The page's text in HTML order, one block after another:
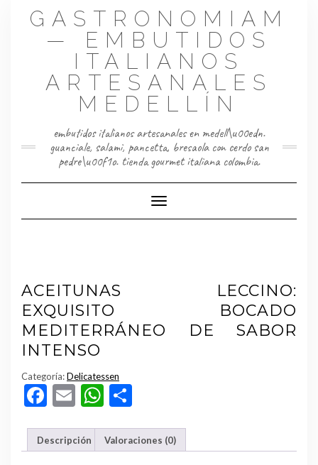
GASTRONOMIAM
— EMBUTIDOS
ITALIANOS
ARTESANALES
MEDELLÍN
embutidos italianos artesanales en medell\u00edn.
guanciale, salami, pancetta, bresaola con cerdo san
pedre\u00f1o. tienda gourmet italiana colombia.
Cambiar modo de navegación
ACEITUNAS LECCINO:
EXQUISITO BOCADO
MEDITERRÁNEO DE SABOR
INTENSO
Categoría:Delicatessen
Facebook
EmailWhatsApp
Descripción Valoraciones (0)